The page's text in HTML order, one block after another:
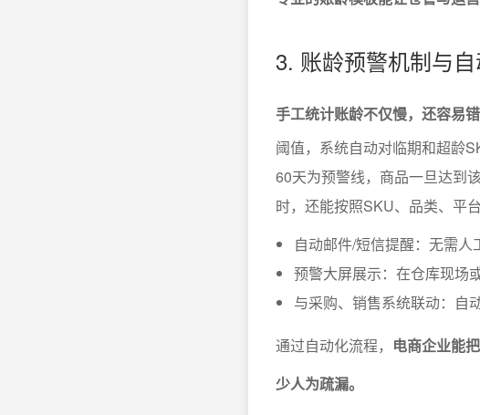
3. 账龄预警机制与
手工统计账龄不仅慢，还容易
阈值，系统自动对临期和超龄
60天为预警线，商品一旦达到
时，还能按照SKU、品类、平
自动邮件/短信提醒：无需人
预警大屏展示：在仓库现场
与采购、销售系统联动：自
通过自动化流程， 电商企业能
少人为疏漏。